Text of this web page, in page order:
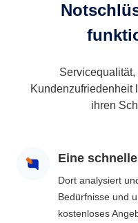
Kundenzufriedenheit
ihren
Eine
Dort analysiert
Bedürfnisse und
kostenloses